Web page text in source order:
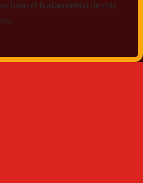
el tratamiento de mis